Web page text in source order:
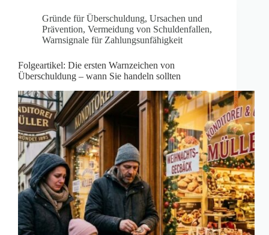
Gründe für Überschuldung, Ursachen und
Prävention, Vermeidung von Schuldenfallen,
Warnsignale für Zahlungsunfähigkeit
Folgeartikel: Die ersten Warnzeichen von
Überschuldung – wann Sie handeln sollten